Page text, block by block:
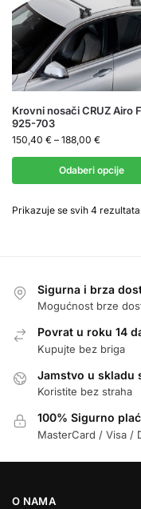
Krovni nosači CRUZ Airo
925-703
150,40 € – 188,00 €
Odaberi opcije
Prikazuje se svih 4 rezultata
Sigurna i brza
Mogućnost brze
Povrat u roku 14
Kupujte bez briga
Jamstvo u skladu
Koristite bez straha
100% Sigurno
MasterCard / Visa /
O NAMA